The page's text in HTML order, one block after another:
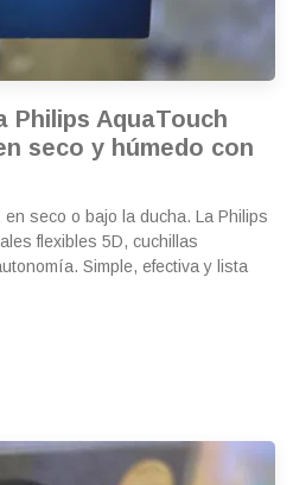
Philips AquaTouch
seco y húmedo con
seco o bajo la ducha. La Philips
flexibles 5D, cuchillas
Simple, efectiva y lista